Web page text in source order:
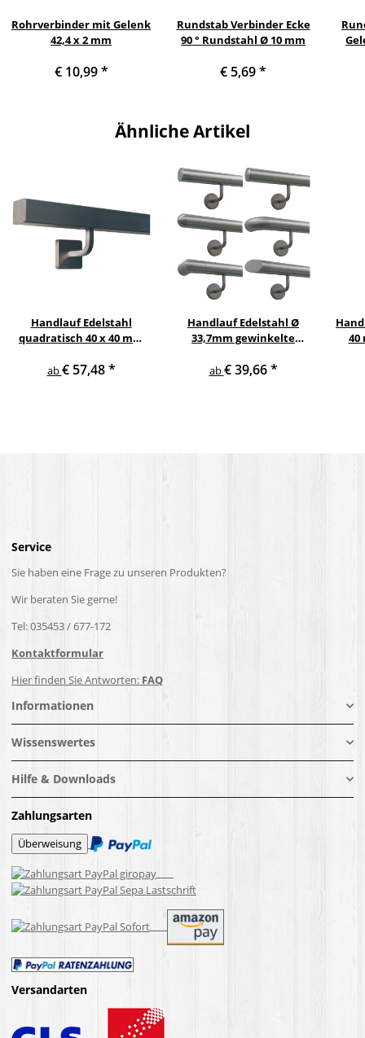
Rohrverbinder mit Gelenk
42,4 x 2 mm
€ 10,99*
Rundstab Verbinder Ecke
90 ° Rundstahl Ø 10 mm
€ 5,69*
Ähnliche Artikel
Handlauf Edelstahl
quadratisch 40 x 40 mm
Edelstahlhalter
ab€ 57,48*
Handlauf Edelstahl Ø
33,7mm gewinkelte
ab€ 39,66*
40
Service
Sie haben eine Frage zu unseren Produkten?
Wir beraten Sie gerne!
Tel: 035453 / 677-172
Kontaktformular
Hier finden Sie Antworten: FAQ
Informationen
Wissenswertes
Hilfe & Downloads
Zahlungsarten
Versandarten